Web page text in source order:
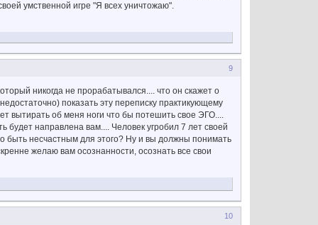
умственной игре "Я всех уничтожаю".
9
никогда не прорабатывался.... что он скажет о
показать эту переписку практикующему
вытирать об меня ноги что бы потешить свое ЭГО....
направлена вам.... Человек угробил 7 лет своей
быть несчастным для этого? Ну и вы должны понимать
желаю вам осознанности, осознать все свои
10